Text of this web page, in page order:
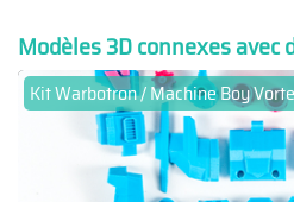
Modèles 3D connexes avec
Kit Warbotron / Machine Boy